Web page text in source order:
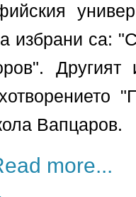
избрани са:
Вапцаров.
more...